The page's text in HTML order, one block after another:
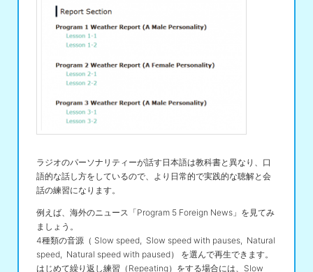
ラジオのパーソナリティーが話す日本語は教科書と異なり、口
語的な話し方をしているので、より日常的で実践的な聴解と会
話の練習になります。
例えば、海外のニュース「Program 5 Foreign News」を見てみ
ましょう。
4種類の音源（ Slow speed, Slow speed with pauses, Natural
speed, Natural speed with paused） を選んで再生できます。
はじめて繰り返し練習（Repeating）をする場合には、Slow